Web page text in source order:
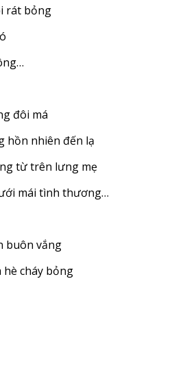
rát bỏng
đôi má
hồn nhiên đến lạ
từ trên lưng mẹ
mái tình thương…
buôn vắng
cháy bỏng